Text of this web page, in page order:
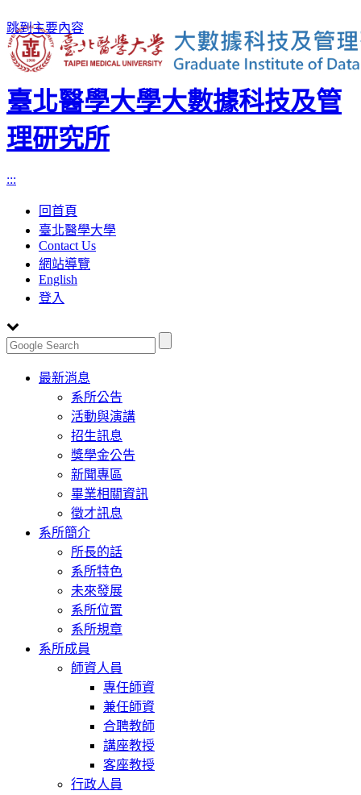
跳到主要內容
臺北醫學大學大數據科技及管
理研究所
:::
回首頁
臺北醫學大學
Contact Us
網站導覽
English
登入
Toggle
navigation
最新消息
系所公告
活動與演講
招生訊息
獎學金公告
新聞專區
畢業相關資訊
徵才訊息
系所簡介
所長的話
系所特色
未來發展
系所位置
系所規章
系所成員
師資人員
專任師資
兼任師資
合聘教師
講座教授
客座教授
行政人員